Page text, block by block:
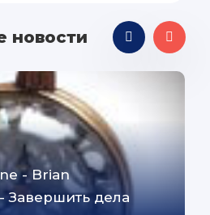
новости
- Brian
Завершить дела